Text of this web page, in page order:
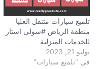
تلميع سيارات متنقل العليا
منطقة الرياض #سولى استار
للخدمات المنزلية
يوليو 21, 2023
في "تلميع سيارات"